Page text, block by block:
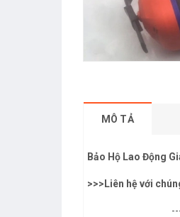
MÔ TẢ
Bảo Hộ Lao Động
>>>Liên hệ với